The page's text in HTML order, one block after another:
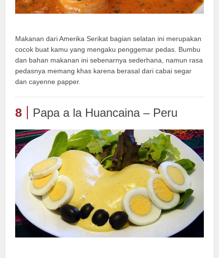
Makanan dari Amerika Serikat bagian selatan ini merupakan
cocok buat kamu yang mengaku penggemar pedas. Bumbu
dan bahan makanan ini sebenarnya sederhana, namun rasa
pedasnya memang khas karena berasal dari cabai segar
dan cayenne papper.
8 Papa a la Huancaina – Peru